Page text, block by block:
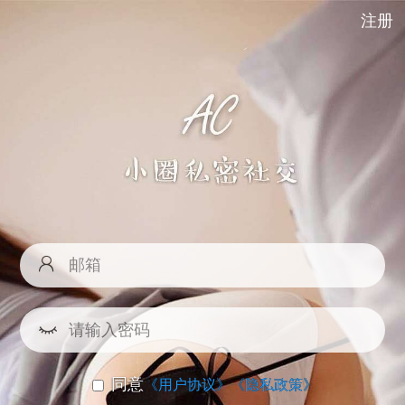
注册
同意《用户协议》《隐私政策》